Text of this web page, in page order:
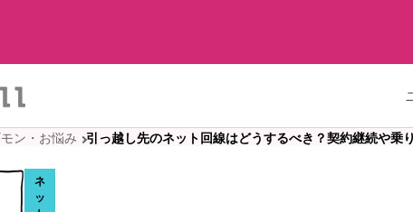
ン・お悩み 引っ越し先のネット回線はどうするべき？契約継続や乗
ネ
ッ